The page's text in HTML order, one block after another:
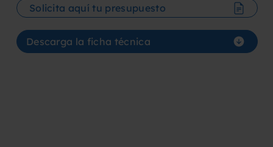
Solicita aquí tu presupuesto
Descarga la ficha técnica